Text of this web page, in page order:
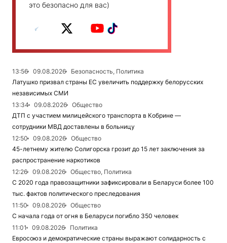
это безопасно для вас)
13:56 09.08.2026
Безопасность, Политика
Латушко призвал страны ЕС увеличить поддержку белорусских
независимых СМИ
13:34
09.08.2026
Общество
ДТП с участием милицейского транспорта в Кобрине —
сотрудники МВД доставлены в больницу
12:50
09.08.2026
Общество
45-летнему жителю Солигорска грозит до 15 лет заключения за
распространение наркотиков
12:26
09.08.2026
Общество, Политика
С 2020 года правозащитники зафиксировали в Беларуси более 100
тыс. фактов политического преследования
11:50
09.08.2026
Общество
С начала года от огня в Беларуси погибло 350 человек
11:01
09.08.2026
Политика
Евросоюз и демократические страны выражают солидарность с